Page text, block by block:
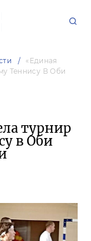
«Единая
Теннису В Оби
турнир
в Оби